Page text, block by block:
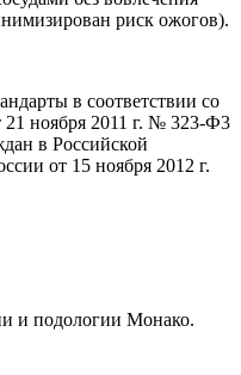
риск ожогов).
в соответствии со
21 ноября 2011 г. № 323-Ф3
в Российской
от 15 ноября 2012 г.
и подологии Монако.